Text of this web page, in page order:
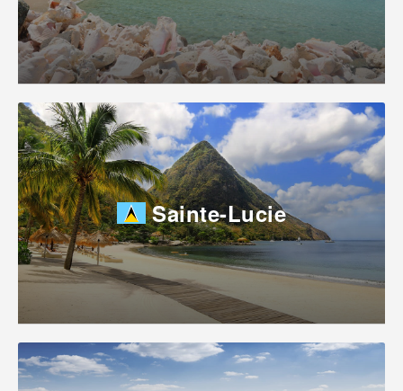
Sainte-Lucie